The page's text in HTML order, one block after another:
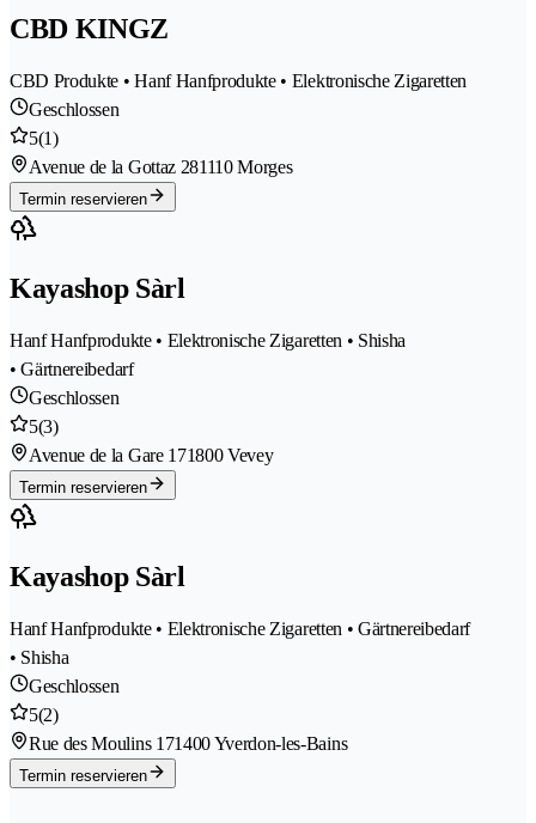
CBD KINGZ
CBD Produkte • Hanf Hanfprodukte • Elektronische Zigaretten
Geschlossen
5(1)
Avenue de la Gottaz 281110 Morges
Termin reservieren
Kayashop Sàrl
Hanf Hanfprodukte • Elektronische Zigaretten • Shisha
• Gärtnereibedarf
Geschlossen
5(3)
Avenue de la Gare 171800 Vevey
Termin reservieren
Kayashop Sàrl
Hanf Hanfprodukte • Elektronische Zigaretten • Gärtnereibedarf
• Shisha
Geschlossen
5(2)
Rue des Moulins 171400 Yverdon-les-Bains
Termin reservieren